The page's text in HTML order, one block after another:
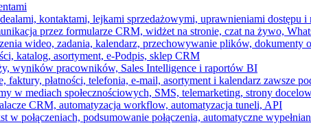
kontaktami, lejkami sprzedażowymi, uprawnieniami dostępu
przez formularze CRM, widżet na stronie, czat na żywo,
wideo, zadania, kalendarz, przechowywanie plików, dokumenty
katalog, asortyment, e-Podpis, sklep CRM
wyników pracowników, Sales Intelligence i raportów BI
faktury, płatności, telefonia, e-mail, asortyment i kalendarz zawsze
w mediach społecznościowych, SMS, telemarketing, strony
CRM, automatyzacja workflow, automatyzacja tuneli, API
w połączeniach, podsumowanie połączenia, automatyczne